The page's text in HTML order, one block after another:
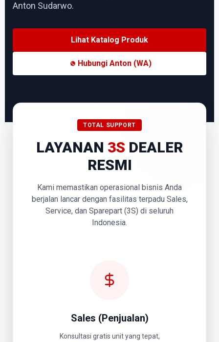
Anton Sudarwo.
Lihat Katalog Produk
Hubungi Anton (WA)
TOTAL SUPPORT
LAYANAN 3S DEALER
RESMI
Kami memastikan operasional bisnis Anda
berjalan lancar dengan fasilitas terpadu Sales,
Service, dan Sparepart (3S) di seluruh
Indonesia.
Sales (Penjualan)
Konsultasi gratis unit yang tepat,